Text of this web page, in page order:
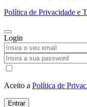
Política de Privacidade e
Login
Aceito a Política de
Entrar